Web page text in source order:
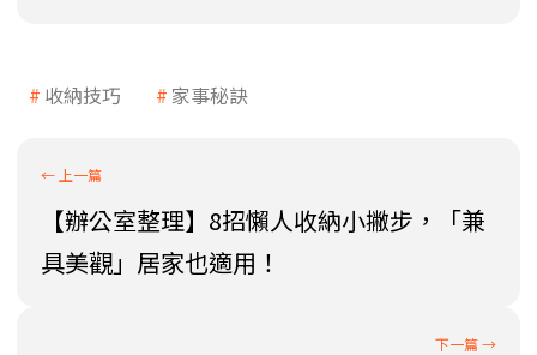
收納技巧 家事秘訣
【辦公室整理】8招懶人收納小撇步，「兼
具美觀」居家也適用！